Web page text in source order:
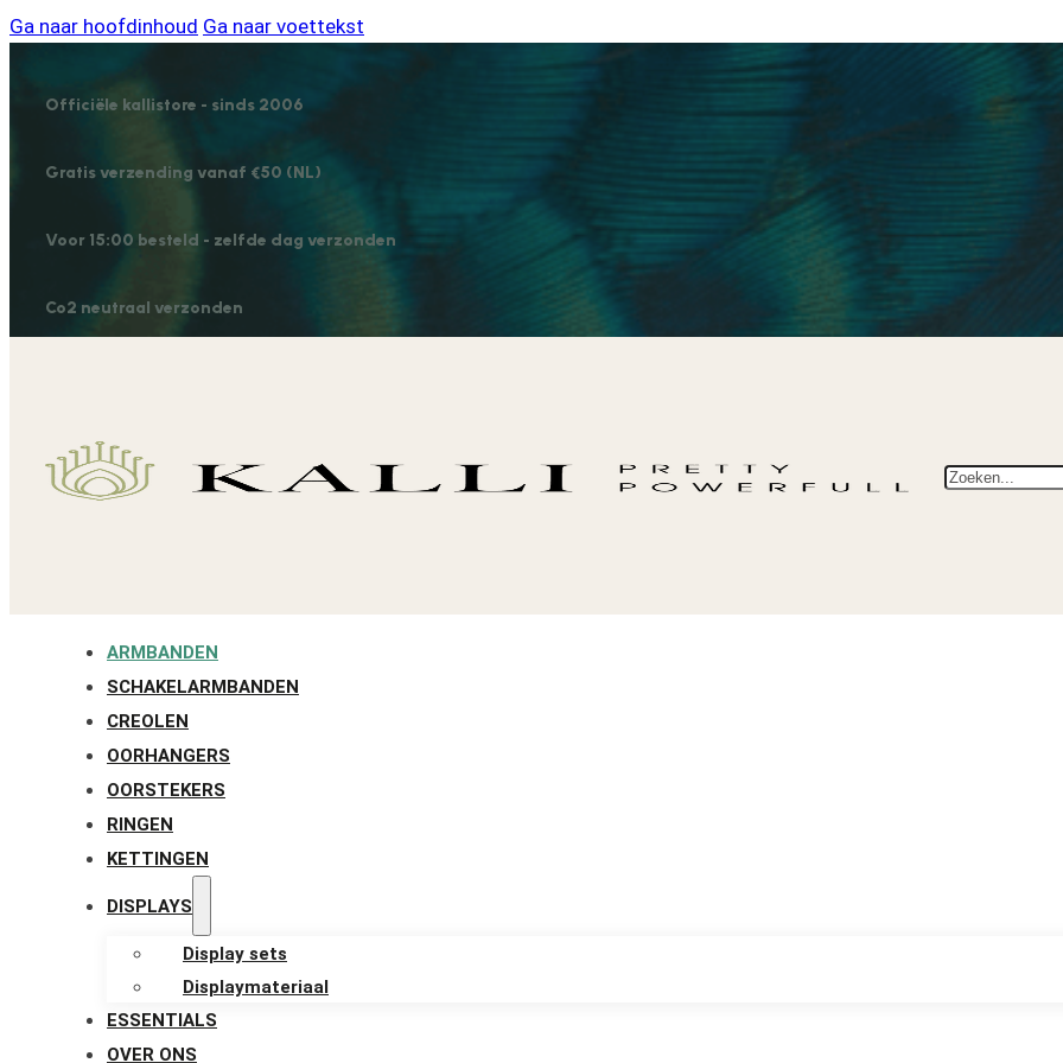
Ga naar hoofdinhoud Ga naar voettekst
Officiële kallistore - sinds 2006
Gratis verzending vanaf €50 (NL)
Voor 15:00 besteld - zelfde dag verzonden
Co2 neutraal verzonden
Zoeken
ARMBANDEN
SCHAKELARMBANDEN
CREOLEN
OORHANGERS
OORSTEKERS
RINGEN
KETTINGEN
DISPLAYS
Display sets
Displaymateriaal
ESSENTIALS
OVER ONS